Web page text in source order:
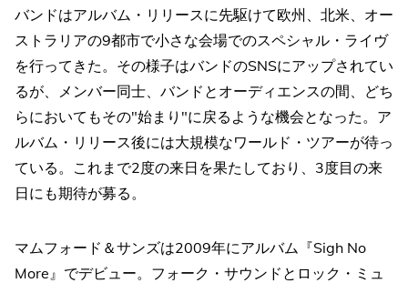
バンドはアルバム・リリースに先駆けて欧州、北米、オー
ストラリアの9都市で小さな会場でのスペシャル・ライヴ
を行ってきた。その様子はバンドのSNSにアップされてい
るが、メンバー同士、バンドとオーディエンスの間、どち
らにおいてもその"始まり"に戻るような機会となった。ア
ルバム・リリース後には大規模なワールド・ツアーが待っ
ている。これまで2度の来日を果たしており、3度目の来
日にも期待が募る。
マムフォード＆サンズは2009年にアルバム『Sigh No
More』でデビュー。フォーク・サウンドとロック・ミュ